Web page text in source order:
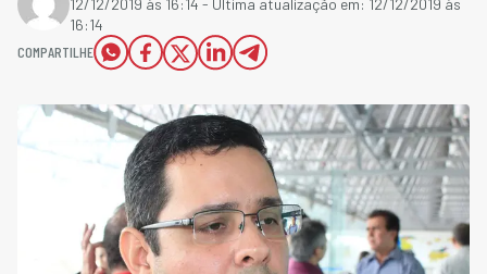
12/12/2019 às 16:14 - Última atualização em: 12/12/2019 às
16:14
COMPARTILHE